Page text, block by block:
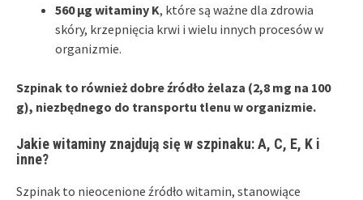
560 µg witaminy K, które są ważne dla zdrowia
skóry, krzepnięcia krwi i wielu innych procesów w
organizmie.
Szpinak to również dobre źródło żelaza (2,8 mg na 100
g), niezbędnego do transportu tlenu w organizmie.
Jakie witaminy znajdują się w szpinaku: A, C, E, K i
inne?
Szpinak to nieocenione źródło witamin, stanowiące